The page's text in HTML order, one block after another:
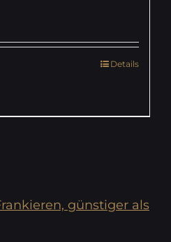
Details
günstiger als